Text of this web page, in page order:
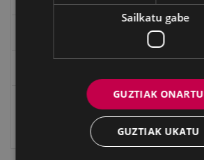
Eibarko Idazlanen Datu-basea
Sailkatu gabe
GUZTIAK ONARTU
GUZTIAK UKATU